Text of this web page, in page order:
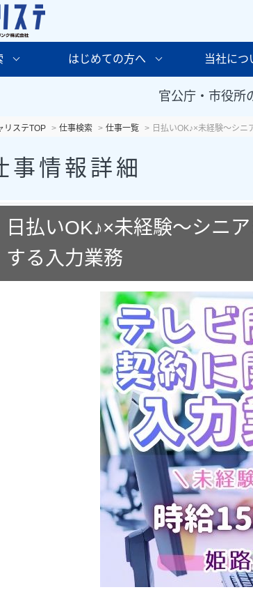
はじめての方へ 当社につ
官公庁・市役所
リステTOP 仕事検索 仕事一覧 日払いOK♪×未経験～シ
事情報詳細
日払いOK♪×未経験～シニ
する入力業務